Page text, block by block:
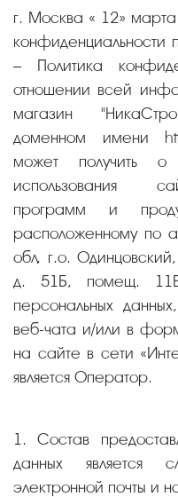
г. Москва « 12» марта 2026 г. Настоящая Политика
конфиденциальности
– Политика
отношении всей
магазин
доменном имени
может получить о
использования
программ и
расположенному по
обл, г.о.
д. 51Б, помещ. 11Е
персональных
веб-чата и/или в
на сайте в сети
является Оператор.
1. Состав
данных
электронной почты и